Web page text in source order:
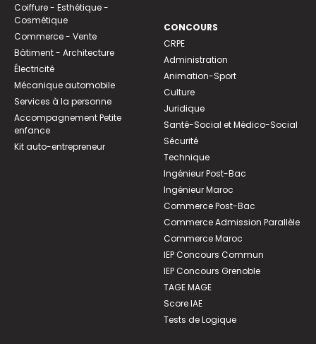
Coiffure - Esthétique -
Cosmétique
Commerce - Vente
Bâtiment - Architecture
Électricité
Mécanique automobile
Services à la personne
Accompagnement Petite
enfance
Kit auto-entrepreneur
CONCOURS
CRPE
Administration
Animation-Sport
Culture
Juridique
Santé-Social et Médico-Social
Sécurité
Technique
Ingénieur Post-Bac
Ingénieur Maroc
Commerce Post-Bac
Commerce Admission Parallèle
Commerce Maroc
IEP Concours Commun
IEP Concours Grenoble
TAGE MAGE
Score IAE
Tests de Logique